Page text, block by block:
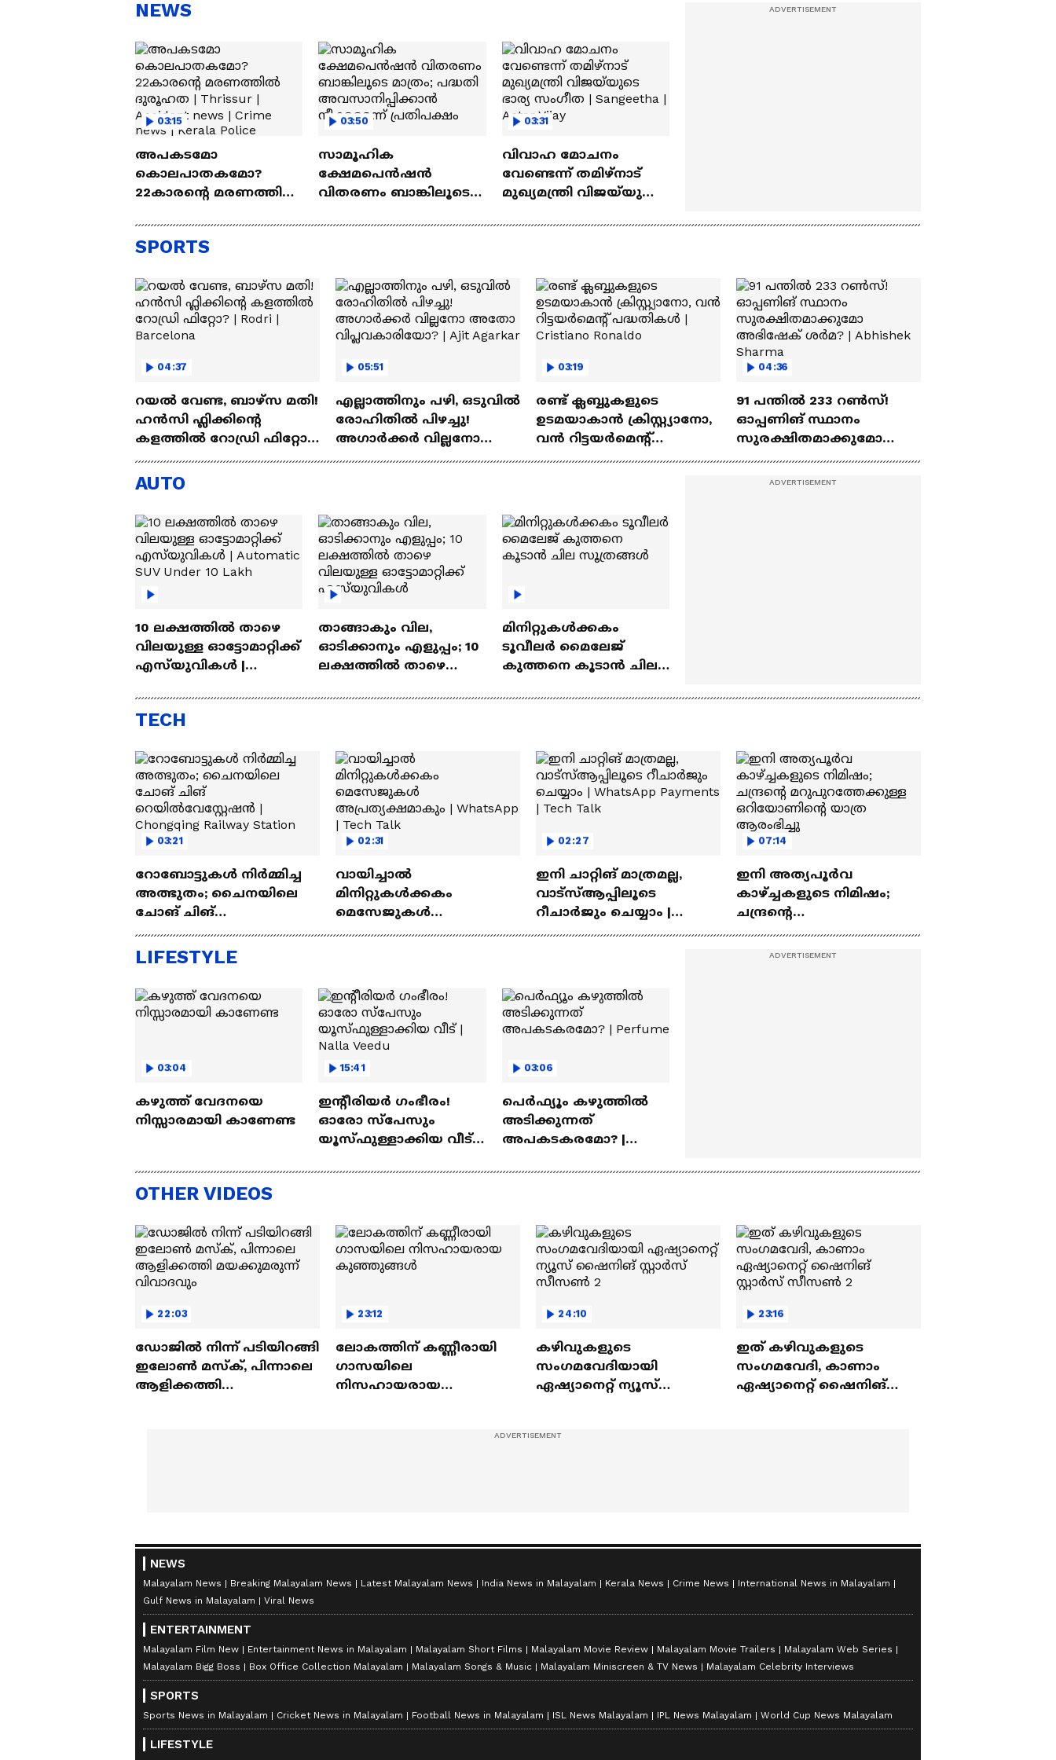
Munshi 07 Aug 2026
NEWS
03:15
അപകടമോ
കൊലപാതകമോ?
22കാരന്റെ മരണത്തിൽ
Accident news | Crime
news | Kerala Police
03:50
സാമൂഹിക
ക്ഷേമപെന്‍ഷന്‍
വിതരണം ബാങ്കിലൂടെ
അവസാനിപ്പിക്കാന്‍
03:31
വിവാഹ മോചനം
വേണ്ടെന്ന് തമിഴ്നാട്
മുഖ്യമന്ത്രി വിജയ്‍യുടെ
Sangeetha | Actor Vijay
SPORTS
04:37
റയല്‍ വേണ്ട, ബാഴ്‌സ മതി!
ഹൻസി ഫ്ലിക്കിന്റെ
കളത്തില്‍ റോഡ്രി ഫിറ്റോ?
| Rodri | Barcelona
05:51
എല്ലാത്തിനും പഴി, ഒടുവില്‍
രോഹിതില്‍ പിഴച്ചു!
അഗാര്‍ക്കർ വില്ലനോ
അതോ വിപ്ലവകാരിയോ? |
03:19
രണ്ട്‌ ക്ലബ്ബുകളുടെ
ഉടമയാകാന്‍ ക്രിസ്റ്റ്യാനോ,
വന്‍ റിട്ടയര്‍മെന്റ്‌
പദ്ധതികള്‍ | Cristiano
04:36
91 പന്തില്‍ 233 റണ്‍സ്!
ഓപ്പണിങ് സ്ഥാനം
സുരക്ഷിതമാക്കുമോ
അഭിഷേക് ശർമ? |
AUTO
10 ലക്ഷത്തിൽ താഴെ
വിലയുള്ള ഓട്ടോമാറ്റിക്ക്
എസ്‍യുവികൾ |
Lakh
താങ്ങാകും വില,
ഓടിക്കാനും എളുപ്പം; 10
ലക്ഷത്തിൽ താഴെ
എസ്‍യുവികൾ
മിനിറ്റുകൾക്കകം
ടൂവീലർ മൈലേജ്
കുത്തനെ കൂടാൻ ചില
TECH
03:21
റോബോട്ടുകൾ നിർമ്മിച്ച
അത്ഭുതം; ചൈനയിലെ
ചോങ് ചിങ്
Chongqing Railway Station
02:31
വായിച്ചാൽ
മിനിറ്റുകൾക്കകം
മെസേജുകള്‍
02:27
ഇനി ചാറ്റിങ് മാത്രമല്ല,
വാട്‌സ്‌ആപ്പിലൂടെ
റീചാർജും ചെയ്യാം |
07:14
ഇനി അത്യപൂര്‍വ
കാഴ്ച്ചകളുടെ നിമിഷം;
ചന്ദ്രന്റെ
LIFESTYLE
03:04
കഴുത്ത് വേദനയെ
നിസ്സാരമായി കാണേണ്ട
15:41
ഇന്റീരിയർ ഗംഭീരം!
ഓരോ സ്‌പേസും
യൂസ്ഫുള്ളാക്കിയ വീട് |
03:06
പെർഫ്യൂം കഴുത്തിൽ
അടിക്കുന്നത്
അപകടകരമോ? |
OTHER VIDEOS
22:03
ഡോജിൽ നിന്ന് പടിയിറങ്ങി
ഇലോൺ മസ്ക്, പിന്നാലെ
ആളിക്കത്തി
23:12
ലോകത്തിന് കണ്ണീരായി
ഗാസയിലെ
നിസഹായരായ
24:10
കഴിവുകളുടെ
സംഗമവേദിയായി
ഏഷ്യാനെറ്റ് ന്യൂസ്
23:16
ഇത് കഴിവുകളുടെ
സംഗമവേദി, കാണാം
ഏഷ്യാനെറ്റ് ഷൈനിങ്
NEWS
Malayalam News Breaking Malayalam News Latest Malayalam News India News in Malayalam Kerala News Crime News
International News in Malayalam
Gulf News in Malayalam
Viral News
ENTERTAINMENT
Malayalam Film New Entertainment News in Malayalam Malayalam Short Films Malayalam Movie Review Malayalam Movie Trailers
Malayalam Web Series
Malayalam Bigg Boss
Box Office Collection Malayalam Malayalam Songs & Music Malayalam Miniscreen & TV News Malayalam Celebrity Interviews
SPORTS
Sports News in Malayalam Cricket News in Malayalam Football News in Malayalam ISL News Malayalam IPL News Malayalam World Cup News Malayalam
LIFESTYLE